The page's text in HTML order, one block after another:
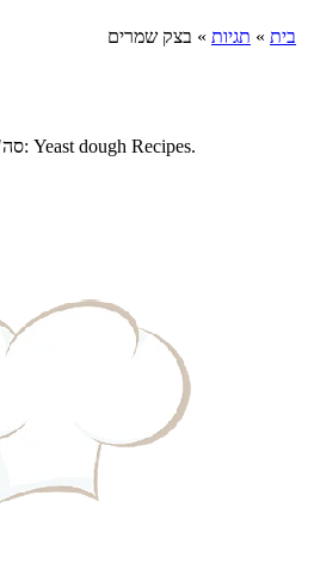
בית » תגיות » בצק שמרים
סה"כ 490 מתכונים, שם באנגלית: Yeast dough Recipes.